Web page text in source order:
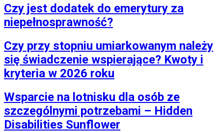
Czy jest dodatek do emerytury za
niepełnosprawność?
Czy przy stopniu umiarkowanym należy
się świadczenie wspierające? Kwoty i
kryteria w 2026 roku
Wsparcie na lotnisku dla osób ze
szczególnymi potrzebami – Hidden
Disabilities Sunflower